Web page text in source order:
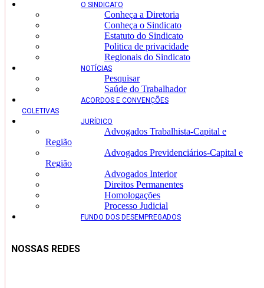
O SINDICATO
Conheça a Diretoria
Conheça o Sindicato
Estatuto do Sindicato
Politica de privacidade
Regionais do Sindicato
NOTÍCIAS
Pesquisar
Saúde do Trabalhador
ACORDOS E CONVENÇÕES
COLETIVAS
JURÍDICO
Advogados Trabalhista-Capital e
Região
Advogados Previdenciários-Capital e
Região
Advogados Interior
Direitos Permanentes
Homologações
Processo Judicial
FUNDO DOS DESEMPREGADOS
NOSSAS REDES